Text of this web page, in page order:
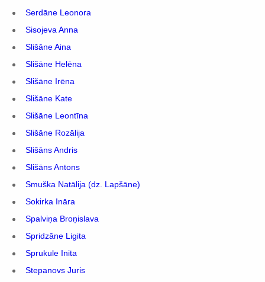
Serdāne Leonora
Sisojeva Anna
Slišāne Aina
Slišāne Helēna
Slišāne Irēna
Slišāne Kate
Slišāne Leontīna
Slišāne Rozālija
Slišāns Andris
Slišāns Antons
Smuška Natālija (dz. Lapšāne)
Sokirka Ināra
Spalviņa Broņislava
Spridzāne Ligita
Sprukule Inita
Stepanovs Juris